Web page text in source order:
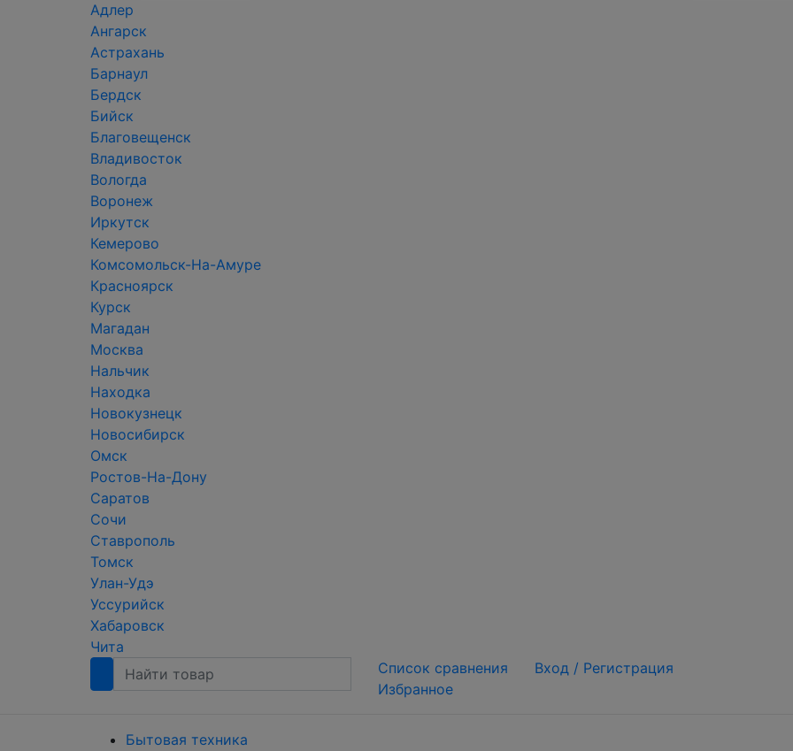
Адлер
Ангарск
Астрахань
Барнаул
Бердск
Бийск
Благовещенск
Владивосток
Вологда
Воронеж
Иркутск
Кемерово
Комсомольск-На-Амуре
Красноярск
Курск
Магадан
Москва
Нальчик
Находка
Новокузнецк
Новосибирск
Омск
Ростов-На-Дону
Саратов
Сочи
Ставрополь
Томск
Улан-Удэ
Уссурийск
Хабаровск
Чита
Список сравнения
Избранное
Вход / Регистрация
Бытовая техника